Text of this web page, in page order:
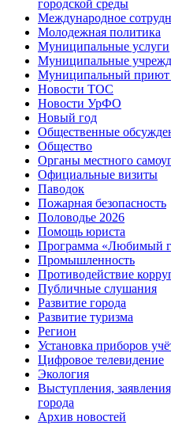
городской среды
Международное
Молодежная политика
Муниципальные услуги
Муниципальные
Муниципальный приют
Новости ТОС
Новости УрФО
Новый год
Общественные
Общество
Органы местного
Официальные визиты
Паводок
Пожарная безопасность
Половодье 2026
Помощь юриста
Программа «Любимый
Промышленность
Противодействие
Публичные слушания
Развитие города
Развитие туризма
Регион
Установка приборов
Цифровое телевидение
Экология
Выступления,
города
Архив новостей